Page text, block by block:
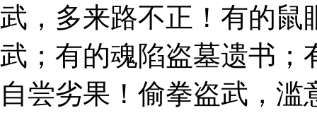
武，多来路不正！有的鼠
武；有的魂陷盗墓遗书；
自尝劣果！偷拳盗武，